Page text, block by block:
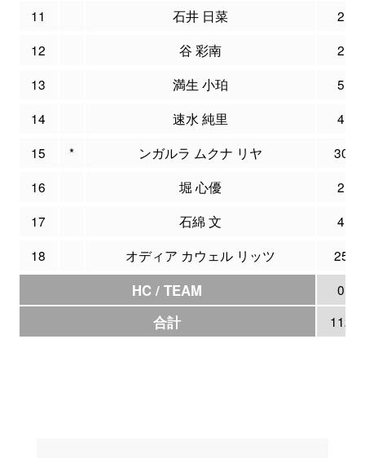
11 石井 日菜
2
12
谷 彩南
2
13
満生 小珀
5
14
速水 純里
4
15
* ンガルラ ムクナ リヤ
30
16
堀 心優
2
17
石綿 文
4
18
オディア カウェル リッツ 25
HC / TEAM 0
合計 112